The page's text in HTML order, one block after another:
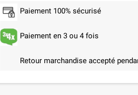
Paiement 100% sécurisé
Paiement en 3 ou 4 fois
Retour marchandise accepté